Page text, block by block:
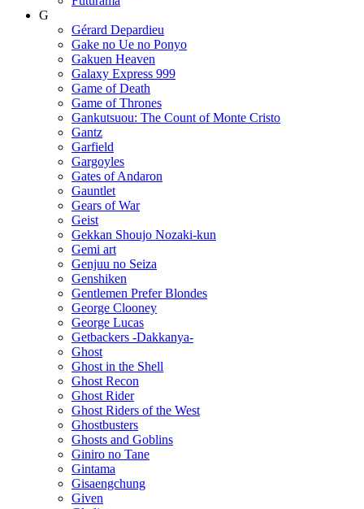
G
Gérard Depardieu
Gake no Ue no Ponyo
Gakuen Heaven
Galaxy Express 999
Game of Death
Game of Thrones
Gankutsuou: The Count of Monte Cristo
Gantz
Garfield
Gargoyles
Gates of Andaron
Gauntlet
Gears of War
Geist
Gekkan Shoujo Nozaki-kun
Gemi art
Genjuu no Seiza
Genshiken
Gentlemen Prefer Blondes
George Clooney
George Lucas
Getbackers -Dakkanya-
Ghost
Ghost in the Shell
Ghost Recon
Ghost Rider
Ghost Riders of the West
Ghostbusters
Ghosts and Goblins
Giniro no Tane
Gintama
Gisaengchung
Given